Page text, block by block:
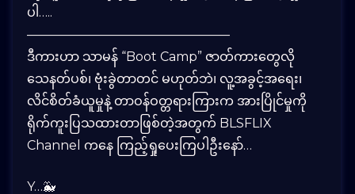
ပါ…..
————————————————
​ဒီကားဟာ သာမန် “Boot Camp” ဇာတ်ကားတွေလို
သေနတ်ပစ်၊ ဗုံးခွဲတာတင် မဟုတ်ဘဲ၊ လူ့အခွင့်အရေး၊
လိင်စိတ်ခံယူမှုနဲ့ တာဝန်ဝတ္တရားကြားက အားပြိုင်မှုကို
ရိုက်ကူးပြသထားတာဖြစ်တဲ့အတွက် BLSFLIX
Channel ကနေ ကြည့်ရှုပေးကြပါဦးနော်…
Y…🐳